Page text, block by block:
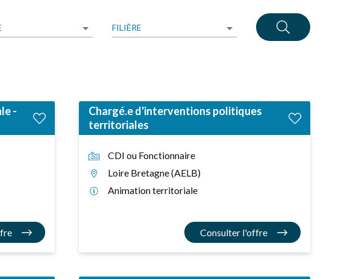
FILIÈRE
-
Chargé.e d'interventions politiques
territoriales
CDI ou Fonctionnaire
Loire Bretagne (AELB)
Animation territoriale
Consulter l'offre